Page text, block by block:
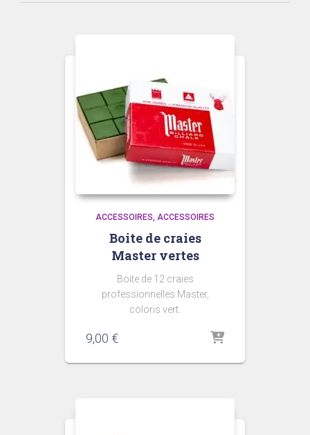
ACCESSOIRES ACCESSOIRES
Boite de craies
Master vertes
Boite de 12 craies
professionnelles Master,
coloris vert.
9,00 €